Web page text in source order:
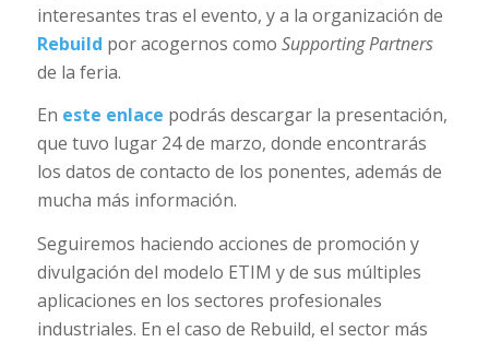
interesantes tras el evento, y a la organización de
Rebuild por acogernos como Supporting Partners
de la feria.
En este enlace podrás descargar la presentación,
que tuvo lugar 24 de marzo, donde encontrarás
los datos de contacto de los ponentes, además de
mucha más información.
Seguiremos haciendo acciones de promoción y
divulgación del modelo ETIM y de sus múltiples
aplicaciones en los sectores profesionales
industriales. En el caso de Rebuild, el sector más